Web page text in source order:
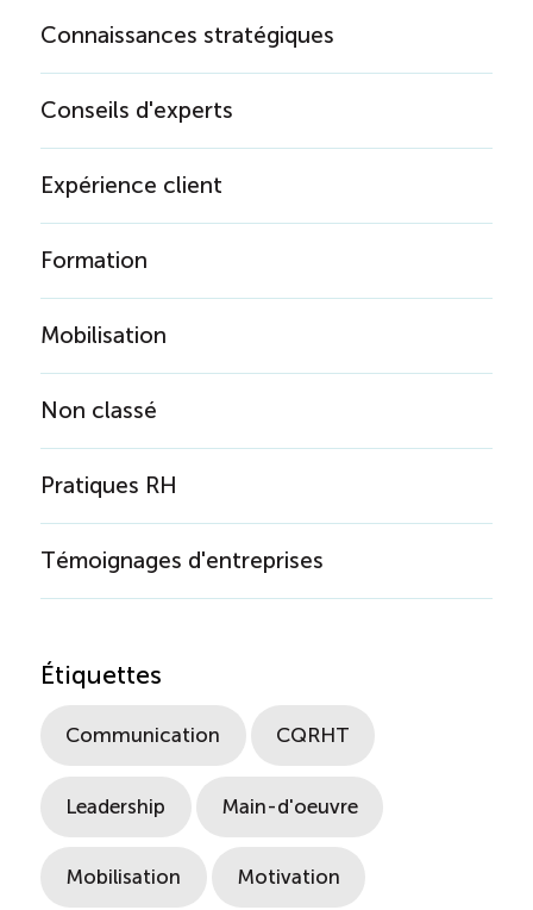
Connaissances stratégiques
Conseils d'experts
Expérience client
Formation
Mobilisation
Non classé
Pratiques RH
Témoignages d'entreprises
Étiquettes
Communication CQRHT
Leadership Main-d'oeuvre
Mobilisation Motivation